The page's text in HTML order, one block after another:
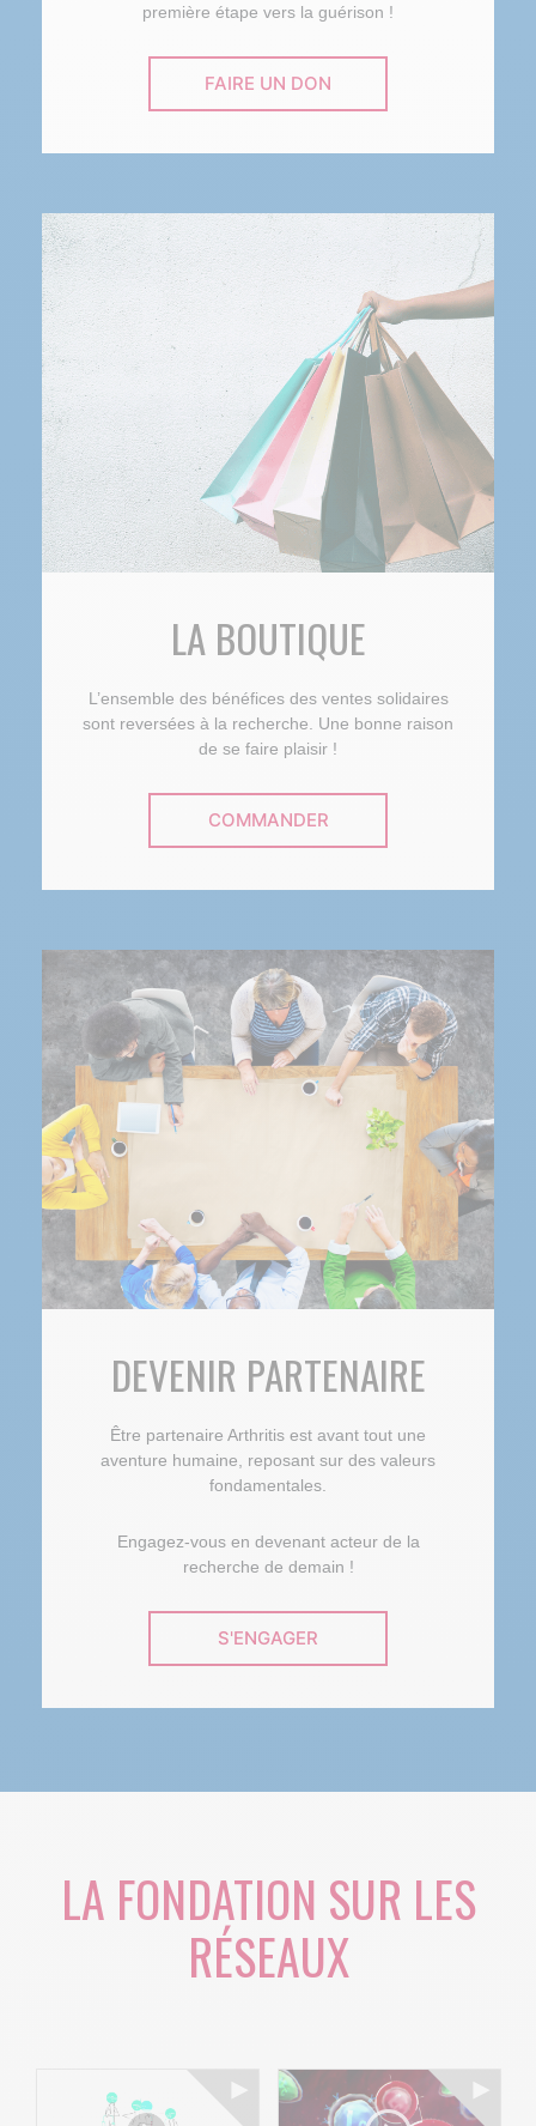
première étape vers la guérison !
FAIRE UN DON
LA BOUTIQUE
L’ensemble des bénéfices des ventes solidaires
sont reversées à la recherche. Une bonne raison
de se faire plaisir !
COMMANDER
DEVENIR PARTENAIRE
Être partenaire Arthritis est avant tout une
aventure humaine, reposant sur des valeurs
fondamentales.
Engagez-vous en devenant acteur de la
recherche de demain !
S'ENGAGER
LA FONDATION SUR LES
RÉSEAUX